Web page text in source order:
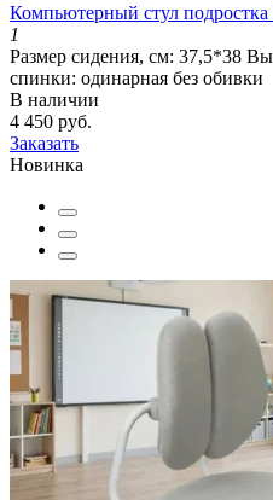
Компьютерный стул подростка
1
Размер сидения, см: 37,5*38
спинки: одинарная без обивки
В наличии
4 450 руб.
Заказать
Новинка